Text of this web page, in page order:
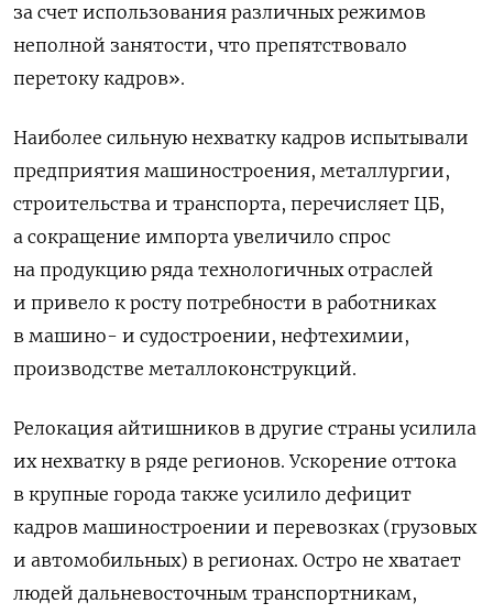
за счет использования различных режимов
неполной занятости, что препятствовало
перетоку кадров».
Наиболее сильную нехватку кадров испытывали
предприятия машиностроения, металлургии,
строительства и транспорта, перечисляет ЦБ,
а сокращение импорта увеличило спрос
на продукцию ряда технологичных отраслей
и привело к росту потребности в работниках
в машино- и судостроении, нефтехимии,
производстве металлоконструкций.
Релокация айтишников в другие страны усилила
их нехватку в ряде регионов. Ускорение оттока
в крупные города также усилило дефицит
кадров машиностроении и перевозках (грузовых
и автомобильных) в регионах. Остро не хватает
людей дальневосточным транспортникам,